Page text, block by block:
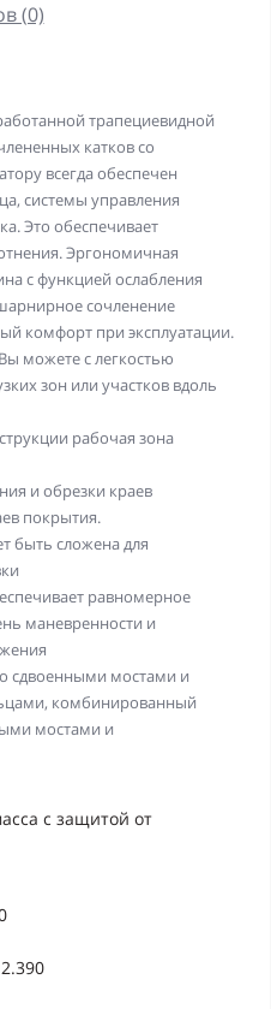
(0)
трапециевидной
катков со
всегда обеспечен
системы управления
Это обеспечивает
Эргономичная
с функцией ослабления
сочленение
комфорт при эксплуатации.
можете с легкостью
зон или участков вдоль
рабочая зона
и обрезки краев
покрытия.
быть сложена для
равномерное
маневренности и
сдвоенными мостами и
комбинированный
мостами и
с защитой от